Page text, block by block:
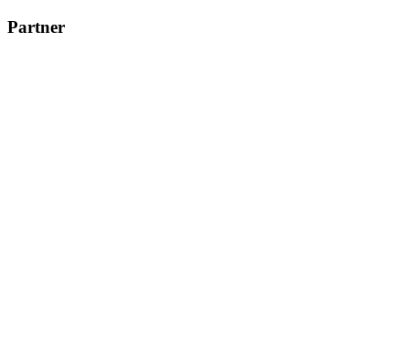
Partner